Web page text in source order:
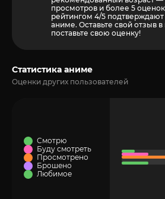
просмотров и более 5
рейтингом 4/5 подтверждают
аниме. Оставьте свой отзыв
поставьте свою оценку!
Статистика аниме
Оценки других пользователей
Смотрю
Буду смотреть
Просмотрено
Брошено
Любимое